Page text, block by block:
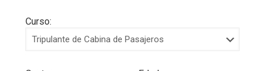
Curso: